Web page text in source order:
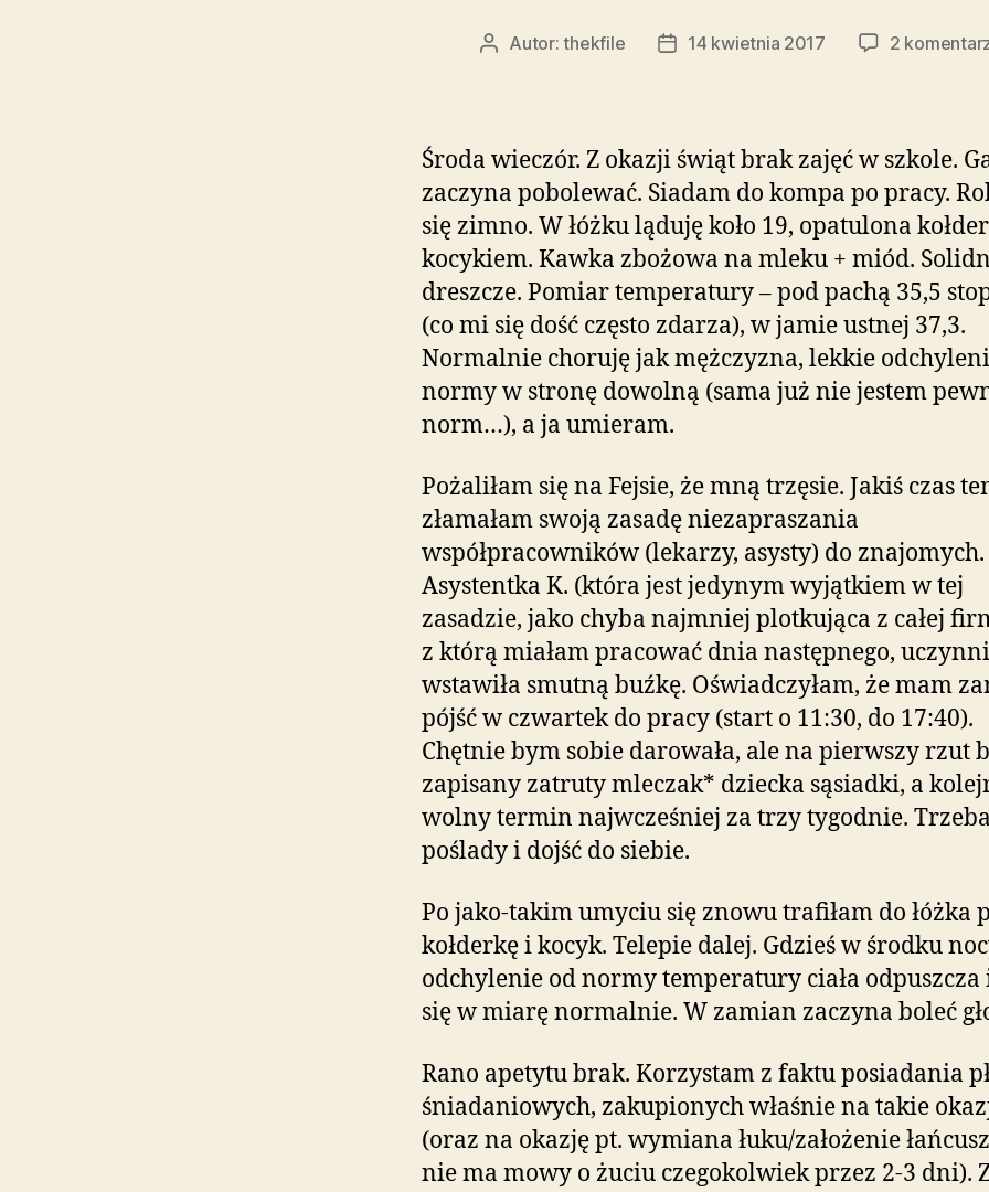
AutorAutor:thekfile
Data14 kwietnia 2017 2
Środa wieczór. Z okazji świąt brak zajęć w szkole.
zaczyna pobolewać. Siadam do kompa po pracy.
się zimno. W łóżku ląduję koło 19, opatulona
kocykiem. Kawka zbożowa na mleku + miód.
dreszcze. Pomiar temperatury – pod pachą 35,5
(co mi się dość często zdarza), w jamie ustnej 37,3.
Normalnie choruję jak mężczyzna, lekkie
normy w stronę dowolną (sama już nie jestem
norm…), a ja umieram.
Pożaliłam się na Fejsie, że mną trzęsie. Jakiś czas
złamałam swoją zasadę niezapraszania
współpracowników (lekarzy, asysty) do znajomych.
Asystentka K. (która jest jedynym wyjątkiem w tej
zasadzie, jako chyba najmniej plotkująca z całej
z którą miałam pracować dnia następnego,
wstawiła smutną buźkę. Oświadczyłam, że mam
pójść w czwartek do pracy (start o 11:30, do 17:40).
Chętnie bym sobie darowała, ale na pierwszy rzut
zapisany zatruty mleczak* dziecka sąsiadki, a
wolny termin najwcześniej za trzy tygodnie.
poślady i dojść do siebie.
Po jako-takim umyciu się znowu trafiłam do łóżka
kołderkę i kocyk. Telepie dalej. Gdzieś w środku
odchylenie od normy temperatury ciała odpuszcza
się w miarę normalnie. W zamian zaczyna boleć
Rano apetytu brak. Korzystam z faktu posiadania
śniadaniowych, zakupionych właśnie na takie
(oraz na okazję pt. wymiana łuku/założenie
nie ma mowy o żuciu czegokolwiek przez 2-3 dni).